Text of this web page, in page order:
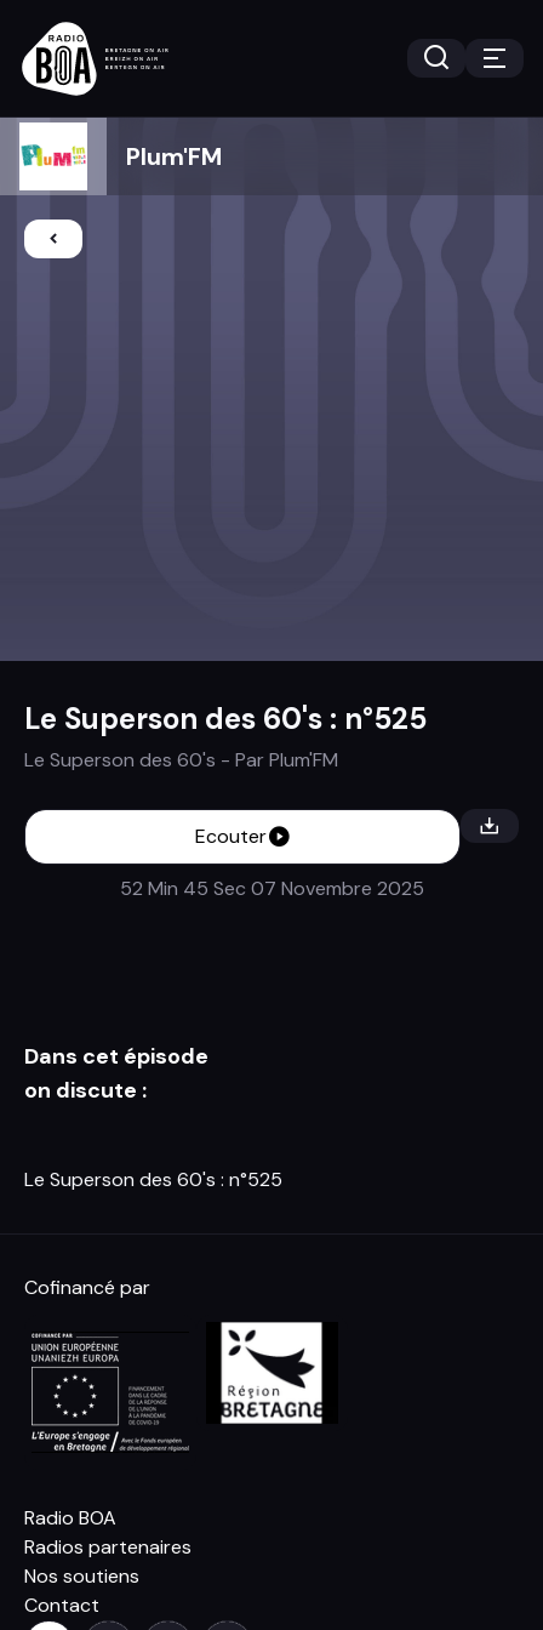
Plum'FM
Le Superson des 60's : n°525
Le Superson des 60's - ParPlum'FM
Ecouter
52 Min 45 Sec 07 Novembre 2025
Dans cet épisode
on discute :
Le Superson des 60's : n°525
Cofinancé par
Radio BOA
Radios partenaires
Nos soutiens
Contact